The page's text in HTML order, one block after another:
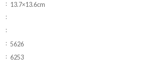
13.7×13.6cm
5626
6253